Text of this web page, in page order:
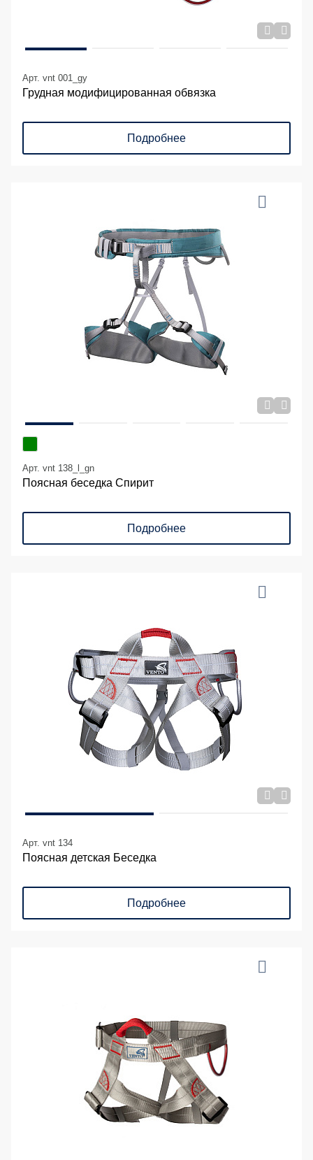
Арт. vnt 001_gy
Грудная модифицированная обвязка
Подробнее
Арт. vnt 138_l_gn
Поясная беседка Спирит
Подробнее
Арт. vnt 134
Поясная детская Беседка
Подробнее